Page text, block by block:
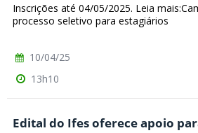
Inscrições até 04/05/2025. Leia
processo seletivo para estagiários
10/04/25
13h10
Edital do Ifes oferece apoio